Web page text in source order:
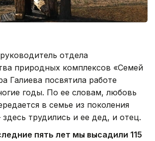
отдела
природных комплексов «Семей
Галиева посвятила работе
годы. По ее словам, любовь
в семье из поколения
трудились и ее дед, и отец.
пять лет мы высадили 115